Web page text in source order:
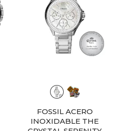
FOSSIL ACERO
INOXIDABLE THE